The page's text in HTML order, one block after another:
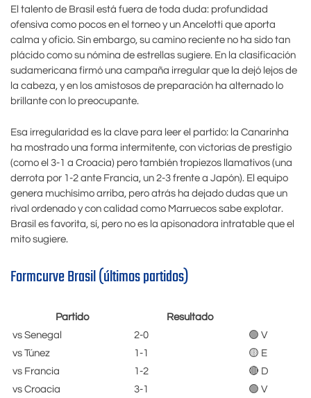
El talento de Brasil está fuera de toda duda: profundidad
ofensiva como pocos en el torneo y un Ancelotti que aporta
calma y oficio. Sin embargo, su camino reciente no ha sido tan
plácido como su nómina de estrellas sugiere. En la clasificación
sudamericana firmó una campaña irregular que la dejó lejos de
la cabeza, y en los amistosos de preparación ha alternado lo
brillante con lo preocupante.
Esa irregularidad es la clave para leer el partido: la Canarinha
ha mostrado una forma intermitente, con victorias de prestigio
(como el 3-1 a Croacia) pero también tropiezos llamativos (una
derrota por 1-2 ante Francia, un 2-3 frente a Japón). El equipo
genera muchísimo arriba, pero atrás ha dejado dudas que un
rival ordenado y con calidad como Marruecos sabe explotar.
Brasil es favorita, sí, pero no es la apisonadora intratable que el
mito sugiere.
Formcurve Brasil (últimos partidos)
Partido
Resultado
vs Senegal
2-0
🟢 V
vs Túnez
1-1
🟡 E
vs Francia
1-2
🔴 D
vs Croacia
3-1 🟢 V